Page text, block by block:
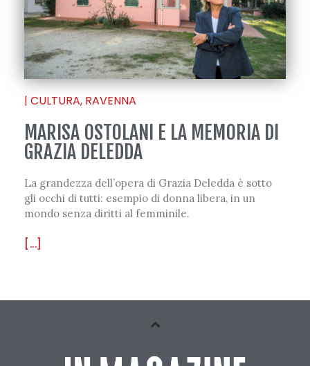
| CULTURA, RAVENNA
MARISA OSTOLANI E LA MEMORIA DI
GRAZIA DELEDDA
La grandezza dell’opera di Grazia Deledda è sotto
gli occhi di tutti: esempio di donna libera, in un
mondo senza diritti al femminile.
[...]